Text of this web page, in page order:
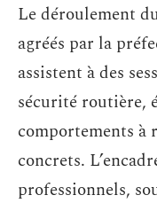
Le déroulement
agréés par la
assistent à des
sécurité routière,
comportements à
concrets.
professionnels,